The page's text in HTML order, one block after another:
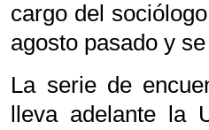
cargo del
agosto pasado y
La serie de
lleva adelante la